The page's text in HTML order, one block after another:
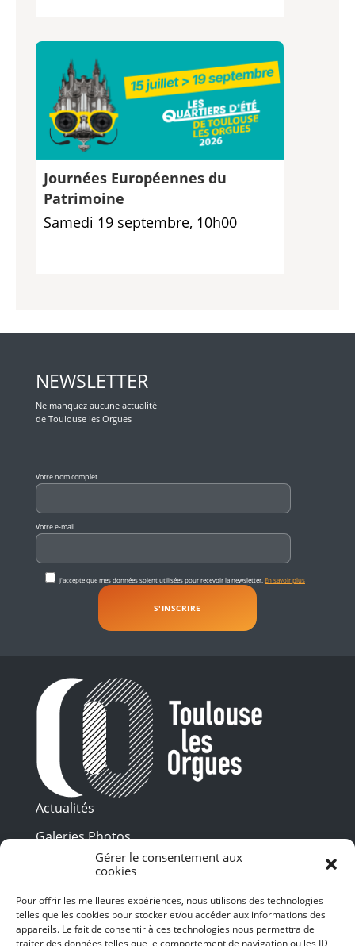
Gérer le consentement aux
cookies
Pour offrir les meilleures expériences, nous utilisons des technologies
telles que les cookies pour stocker et/ou accéder aux informations des
appareils. Le fait de consentir à ces technologies nous permettra de
traiter des données telles que le comportement de navigation ou les ID
Journées Européennes du
Patrimoine
Samedi 19 septembre, 10h00
NEWSLETTER
Ne manquez aucune actualité
de Toulouse les Orgues
Votre nom complet
Votre e-mail
J'accepte que mes données soient utilisées pour recevoir la newsletter.En savoir plus
Actualités
Galeries Photos
Vidéothèque
Presse
Programme PDF
Billetterie
Recrutement